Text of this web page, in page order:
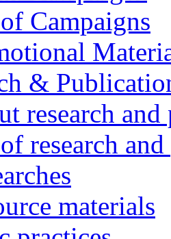
Campaigns
&
research
research
materials